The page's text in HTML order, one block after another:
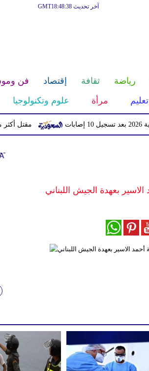
آخر تحديث GMT18:48:38
رياضة ثقافة إقتصاد فن
تعليم مرأة علوم وتكنولوجيا
مقتل أكثر من 100 شخص خلال اقتحام حدود سبتة مع إسبانيا